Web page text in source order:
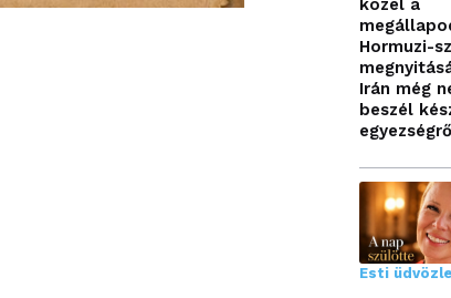
közel a
Hormuzi-
Irán még
beszél
Esti